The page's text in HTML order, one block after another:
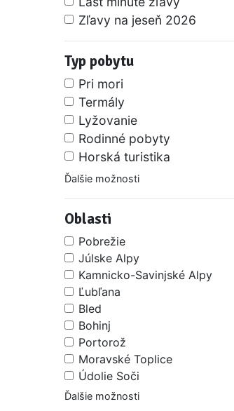
Zľavy na jeseň 2026
Typ pobytu
Pri mori
Termály
Lyžovanie
Rodinné pobyty
Horská turistika
Ďalšie možnosti
Oblasti
Pobrežie
Júlske Alpy
Kamnicko-Savinjské Alpy
Ľubľana
Bled
Bohinj
Portorož
Moravské Toplice
Údolie Soči
Ďalšie možnosti